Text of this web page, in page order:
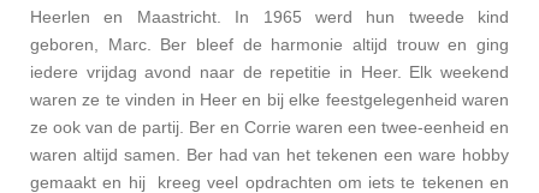
Heerlen en Maastricht. In 1965 werd hun tweede kind
geboren, Marc. Ber bleef de harmonie altijd trouw en ging
iedere vrijdag avond naar de repetitie in Heer. Elk weekend
waren ze te vinden in Heer en bij elke feestgelegenheid waren
ze ook van de partij. Ber en Corrie waren een twee-eenheid en
waren altijd samen. Ber had van het tekenen een ware hobby
gemaakt en hij kreeg veel opdrachten om iets te tekenen en